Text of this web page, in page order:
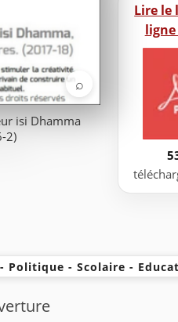
⌕
isi Dhamma
2)
Lire le
ligne
- Politique - Scolaire -